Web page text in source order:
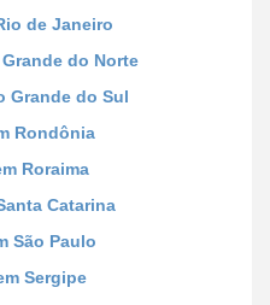
de Janeiro
do Norte
Grande do Sul
Rondônia
Roraima
Catarina
São Paulo
Sergipe